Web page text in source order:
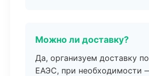
Можно ли доставку?
Да, организуем доставку
ЕАЭС, при необходимости